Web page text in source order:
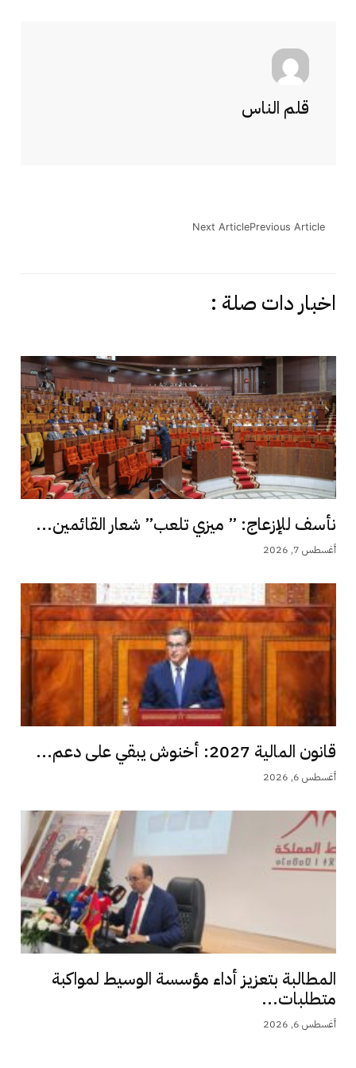
قلم الناس
Previous Article
Next Article
اخبار دات صلة :
نأسف للإزعاج: ” ميزي تلعب” شعار القائمين...
أغسطس 7, 2026
قانون المالية 2027: أخنوش يبقي على دعم...
أغسطس 6, 2026
المطالبة بتعزيز أداء مؤسسة الوسيط لمواكبة
متطلبات...
أغسطس 6, 2026